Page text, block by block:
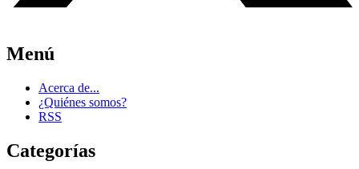
Menú
Acerca de...
¿Quiénes somos?
RSS
Categorías